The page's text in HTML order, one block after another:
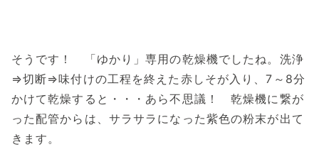
そうです！ 「ゆかり」専用の乾燥機でしたね。洗浄
⇒切断⇒味付けの工程を終えた赤しそが入り、7～8分
かけて乾燥すると・・・あら不思議！ 乾燥機に繋が
った配管からは、サラサラになった紫色の粉末が出て
きます。